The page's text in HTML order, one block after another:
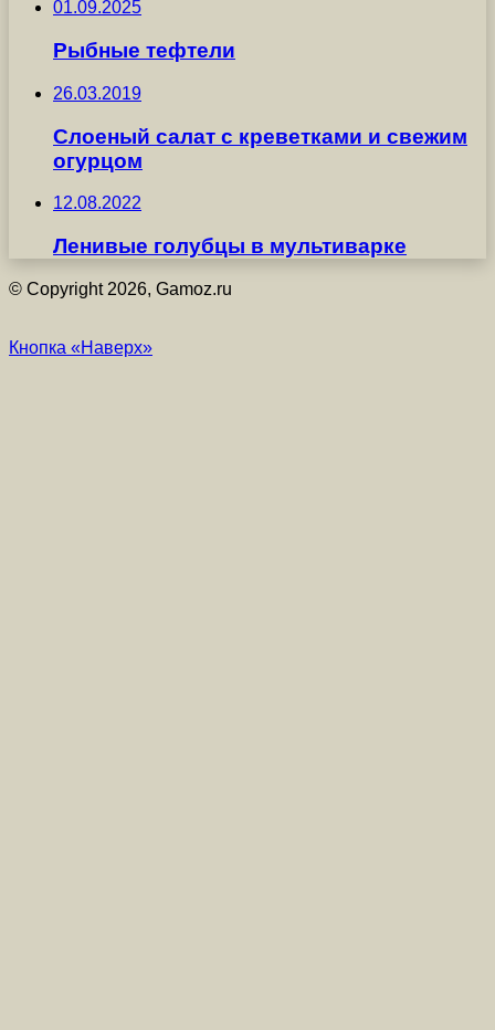
01.09.2025
Рыбные тефтели
26.03.2019
Слоеный салат с креветками и свежим
огурцом
12.08.2022
Ленивые голубцы в мультиварке
© Copyright 2026, Gamoz.ru
Кнопка «Наверх»